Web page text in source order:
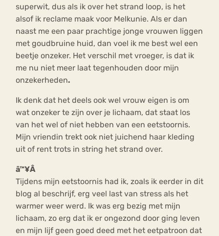
superwit, dus als ik over het strand loop, is het
alsof ik reclame maak voor Melkunie. Als er dan
naast me een paar prachtige jonge vrouwen liggen
met goudbruine huid, dan voel ik me best wel een
beetje onzeker. Het verschil met vroeger, is dat ik
me nu niet meer laat tegenhouden door mijn
onzekerheden.
Ik denk dat het deels ook wel vrouw eigen is om
wat onzeker te zijn over je lichaam, dat staat los
van het wel of niet hebben van een eetstoornis.
Mijn vriendin trekt ook niet juichend haar kleding
uit of rent trots in string het strand over.
â™¥Â
Tijdens mijn eetstoornis had ik, zoals ik eerder in dit
blog al beschrijf, erg veel last van stress als het
warmer weer werd. Ik was erg bezig met mijn
lichaam, zo erg dat ik er ongezond door ging leven
en mijn lijf geen goed deed met het eetpatroon dat